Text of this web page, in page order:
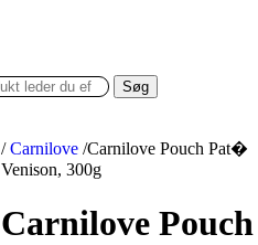
Søg
/ Carnilove /Carnilove Pouch Pat�
Venison, 300g
Carnilove Pouch